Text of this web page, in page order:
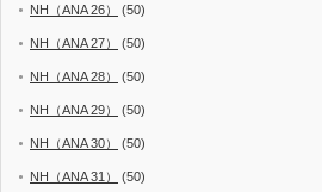
NH（ANA 26） (50)
NH（ANA 27） (50)
NH（ANA 28） (50)
NH（ANA 29） (50)
NH（ANA 30） (50)
NH（ANA 31） (50)